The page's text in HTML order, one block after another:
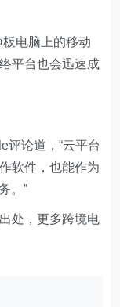
电脑上的移动
平台也会迅速成
评论道，“云平台
软件，也能作为
。”
处，更多跨境电